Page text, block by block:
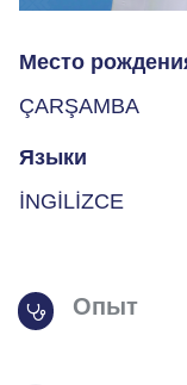
Место
ÇARŞAMBA
Языки
İNGİLİZCE
Опыт